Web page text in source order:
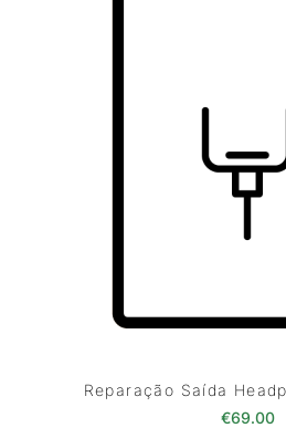
Reparação Saída
€69.00